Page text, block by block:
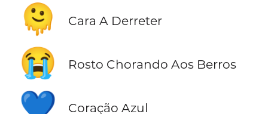
🫠 Cara A Derreter
😭 Rosto Chorando Aos Berros
💙 Coração Azul